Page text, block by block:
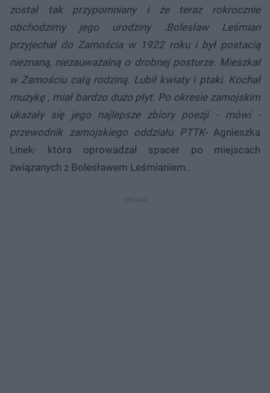
został tak przypomniany i że teraz rokrocznie
obchodzimy jego urodziny .Bolesław Leśmian
przyjechał do Zamościa w 1922 roku i był postacią
nieznaną, niezauważalną o drobnej posturze. Mieszkał
w Zamościu całą rodziną. Lubił kwiaty i ptaki. Kochał
muzykę , miał bardzo dużo płyt. Po okresie zamojskim
ukazały się jego najlepsze zbiory poezji - mówi -
przewodnik zamojskiego oddziału PTTK-Agnieszka
Linek- która oprowadzał spacer po miejscach
związanych z Bolesławem Leśmianiem.